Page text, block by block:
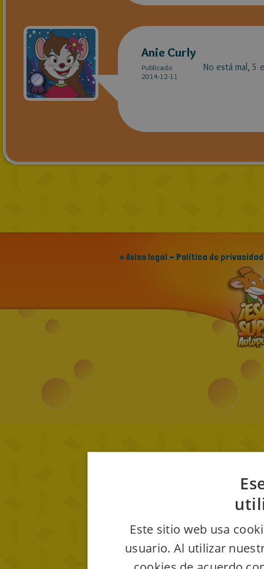
Anie Curly
Publicado
2014-12-11
No está mal, 5
» Aviso legal - Política de privacidad
Este sitio web usa
usuario. Al utilizar